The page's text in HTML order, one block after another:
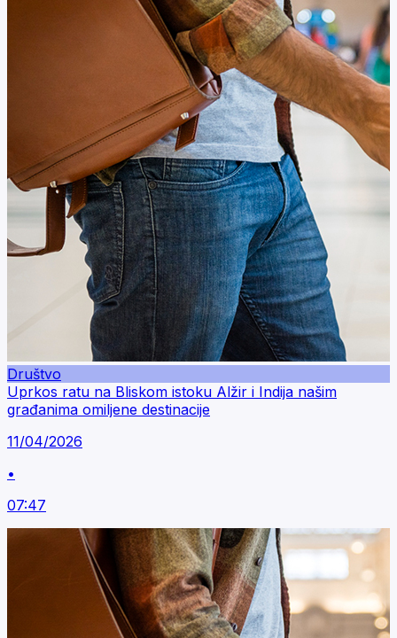
Društvo
Uprkos ratu na Bliskom istoku Alžir i Indija našim
građanima omiljene destinacije
11/04/2026
•
07:47